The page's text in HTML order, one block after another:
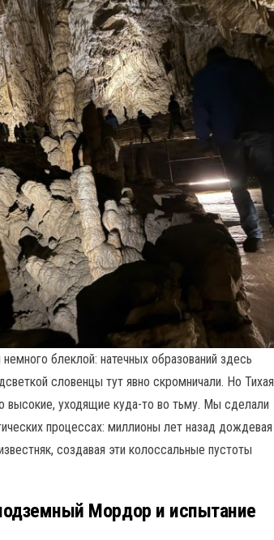
блеклой: натечных образований здесь
словенцы тут явно скромничали. Но Тихая
уходящие куда-то во тьму. Мы сделали
процессах: миллионы лет назад дождевая
создавая эти колоссальные пустоты
Мордор и испытание